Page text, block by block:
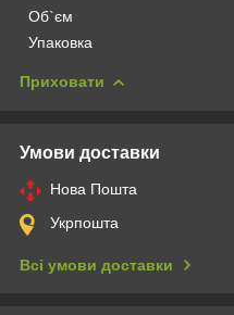
Об`єм
Упаковка
Приховати
Умови доставки
Нова Пошта
Укрпошта
Всі умови доставки